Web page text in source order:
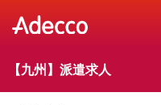
【九州】派遣求人